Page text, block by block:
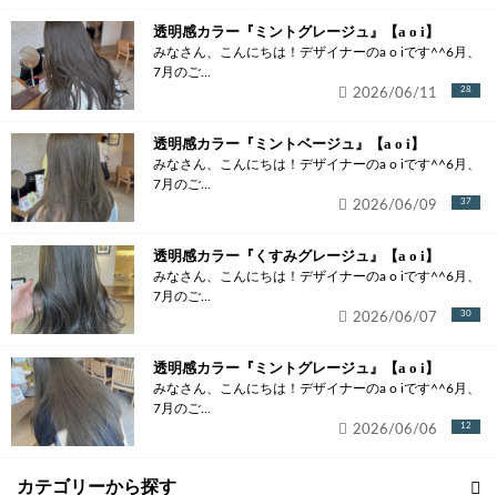
透明感カラー『ミントグレージュ』【a o i】
みなさん、こんにちは！デザイナーのa o iです^^6月、
7月のご...
28
2026/06/11
透明感カラー『ミントベージュ』【a o i】
みなさん、こんにちは！デザイナーのa o iです^^6月、
7月のご...
37
2026/06/09
透明感カラー『くすみグレージュ』【a o i】
みなさん、こんにちは！デザイナーのa o iです^^6月、
7月のご...
30
2026/06/07
透明感カラー『ミントグレージュ』【a o i】
みなさん、こんにちは！デザイナーのa o iです^^6月、
7月のご...
12
2026/06/06
カテゴリーから探す